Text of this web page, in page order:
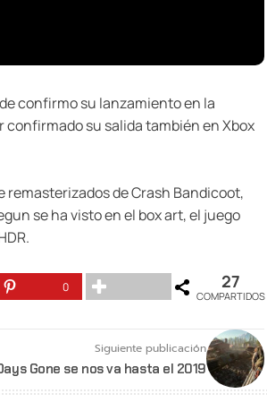
confirmo su lanzamiento en la
su salida también en Xbox
de Crash Bandicoot,
se ha visto en el box art, el juego
0 27
COMPARTIDOS
Siguiente publicación
Gone se nos va hasta el 2019